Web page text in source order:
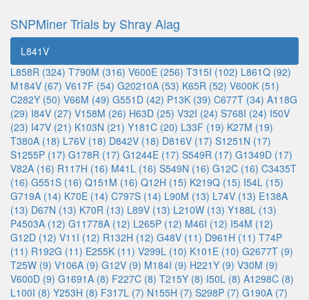
SNPMiner Trials by Shray Alag
L841V
L858R (324) T790M (316) V600E (256) T315I (102) L861Q (92)
M184V (67) V617F (54) G20210A (53) K65R (52) V600K (51)
C282Y (50) V66M (49) G551D (42) P13K (39) C677T (34) A118G
(29) I84V (27) V158M (26) H63D (25) V32I (24) S768I (24) I50V
(23) I47V (21) K103N (21) Y181C (20) L33F (19) K27M (19)
T380A (18) L76V (18) D842V (18) D816V (17) S1251N (17)
S1255P (17) G178R (17) G1244E (17) S549R (17) G1349D (17)
V82A (16) R117H (16) M41L (16) S549N (16) G12C (16) C3435T
(16) G551S (16) Q151M (16) Q12H (15) K219Q (15) I54L (15)
G719A (14) K70E (14) C797S (14) L90M (13) L74V (13) E138A
(13) D67N (13) K70R (13) L89V (13) L210W (13) Y188L (13)
P4503A (12) G11778A (12) L265P (12) M46I (12) I54M (12)
G12D (12) V11I (12) R132H (12) G48V (11) D961H (11) T74P
(11) R192G (11) E255K (11) V299L (10) K101E (10) G2677T (9)
T25W (9) V106A (9) G12V (9) M184I (9) H221Y (9) V30M (9)
V600D (9) G1691A (8) F227C (8) T215Y (8) I50L (8) A1298C (8)
L100I (8) Y253H (8) F317L (7) N155H (7) S298P (7) G190A (7)